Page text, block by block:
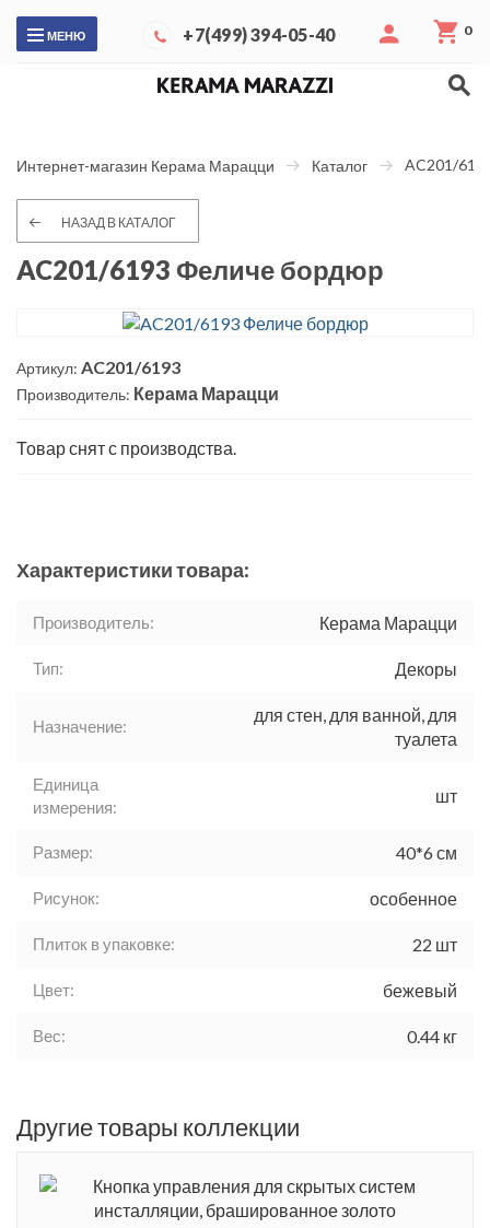
МЕНЮ +7(499) 394-05-40 0
Интернет-магазин Керама Марацци Каталог AC201/
НАЗАД В КАТАЛОГ
AC201/6193 Феличе бордюр
Артикул: AC201/6193
Производитель: Керама Марацци
Товар снят с производства.
Характеристики товара:
Производитель: Керама Марацци
Тип: Декоры
Назначение:
для стен, для ванной, для
туалета
Единица
измерения:
шт
Размер: 40*6 см
Рисунок: особенное
Плиток в упаковке: 22 шт
Цвет: бежевый
Вес: 0.44 кг
Другие товары коллекции